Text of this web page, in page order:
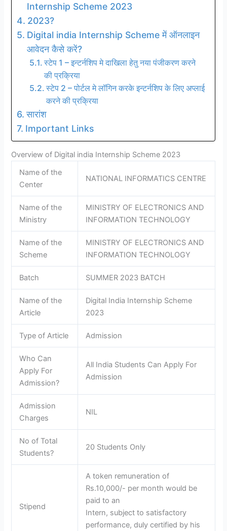
Internship Scheme 2023
2023?
Digital india Internship Scheme में ऑनलाइन
आवेदन कैसे करें?
स्टेप 1 – इन्टर्नशिप मे दाखिला हेतु नया पंजीकरण करने
की प्रक्रिया
स्टेप 2 – पोर्टल मे लॉगिन करके इन्टर्नशिप के लिए अप्लाई
करने की प्रक्रिया
सारांश
Important Links
Overview of Digital india Internship Scheme 2023
Name of the
Center
NATIONAL INFORMATICS CENTRE
Name of the
Ministry
MINISTRY OF ELECTRONICS AND
INFORMATION TECHNOLOGY
Name of the
Scheme
MINISTRY OF ELECTRONICS AND
INFORMATION TECHNOLOGY
Batch SUMMER 2023 BATCH
Name of the
Article
Digital India Internship Scheme
2023
Type of Article Admission
Who Can
Apply For
Admission?
All India Students Can Apply For
Admission
Admission
Charges
NIL
No of Total
Students?
20 Students Only
Stipend
A token remuneration of
Rs.10,000/- per month would be
paid to an
Intern, subject to satisfactory
performance, duly certified by his